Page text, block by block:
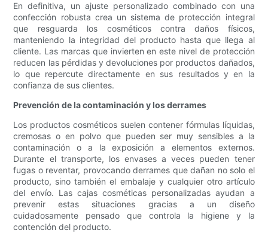
En definitiva, un ajuste personalizado combinado con una
confección robusta crea un sistema de protección integral
que resguarda los cosméticos contra daños físicos,
manteniendo la integridad del producto hasta que llega al
cliente. Las marcas que invierten en este nivel de protección
reducen las pérdidas y devoluciones por productos dañados,
lo que repercute directamente en sus resultados y en la
confianza de sus clientes.
Prevención de la contaminación y los derrames
Los productos cosméticos suelen contener fórmulas líquidas,
cremosas o en polvo que pueden ser muy sensibles a la
contaminación o a la exposición a elementos externos.
Durante el transporte, los envases a veces pueden tener
fugas o reventar, provocando derrames que dañan no solo el
producto, sino también el embalaje y cualquier otro artículo
del envío. Las cajas cosméticas personalizadas ayudan a
prevenir estas situaciones gracias a un diseño
cuidadosamente pensado que controla la higiene y la
contención del producto.